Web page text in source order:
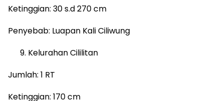
Ketinggian: 30 s.d 270 cm
Penyebab: Luapan Kali Ciliwung
Kelurahan Cililitan
Jumlah: 1 RT
Ketinggian: 170 cm